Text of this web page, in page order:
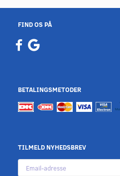
FIND OS PÅ
BETALINGSMETODER
TILMELD NYHEDSBREV
Email-
adresse